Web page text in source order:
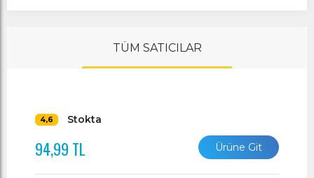
TÜM SATICILAR
4,6 Stokta
94,99 TL Ürüne Git